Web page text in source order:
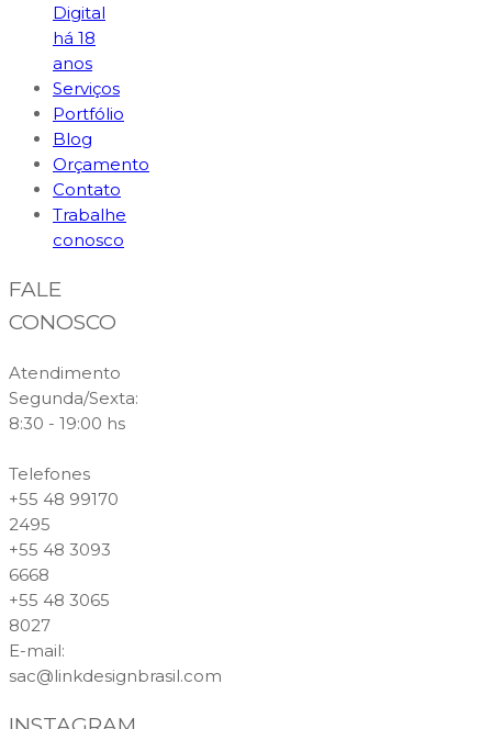
Digital
há 18
anos
Serviços
Portfólio
Blog
Orçamento
Contato
Trabalhe
conosco
FALE
CONOSCO
Atendimento
Segunda/Sexta:
8:30 - 19:00 hs
Telefones
+55 48 99170
2495
+55 48 3093
6668
+55 48 3065
8027
E-mail:
sac@linkdesignbrasil.com